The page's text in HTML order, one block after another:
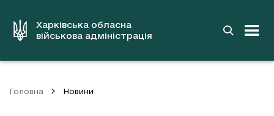
вмістуХарківська обласна
військова адміністрація
Головна Новини